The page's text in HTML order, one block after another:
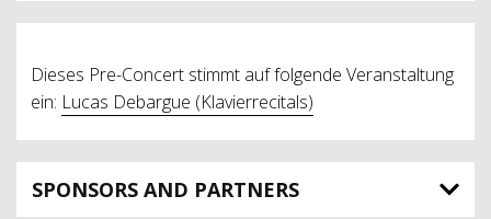
Dieses Pre-Concert stimmt auf folgende Veranstaltung
ein: Lucas Debargue (Klavierrecitals)
SPONSORS AND PARTNERS